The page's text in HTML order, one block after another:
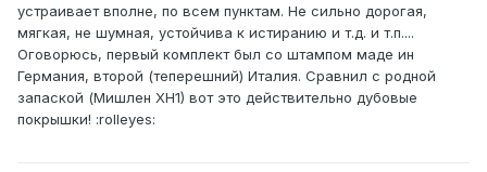
устраивает вполне, по всем пунктам. Не сильно дорогая,
мягкая, не шумная, устойчива к истиранию и т.д. и т.п....
Оговорюсь, первый комплект был со штампом маде ин
Германия, второй (теперешний) Италия. Сравнил с родной
запаской (Мишлен ХН1) вот это действительно дубовые
покрышки! :rolleyes: